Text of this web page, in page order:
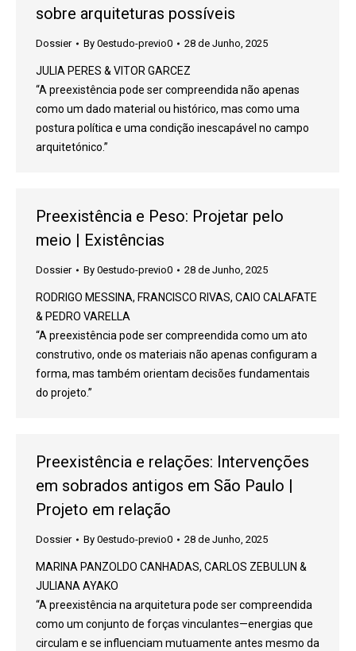
sobre arquiteturas possíveis
Dossier By 0estudo-previo0 28 de Junho, 2025
JULIA PERES & VITOR GARCEZ
“A preexistência pode ser compreendida não apenas
como um dado material ou histórico, mas como uma
postura política e uma condição inescapável no campo
arquitetónico.”
Preexistência e Peso: Projetar pelo
meio | Existências
Dossier By 0estudo-previo0 28 de Junho, 2025
RODRIGO MESSINA, FRANCISCO RIVAS, CAIO CALAFATE
& PEDRO VARELLA
“A preexistência pode ser compreendida como um ato
construtivo, onde os materiais não apenas configuram a
forma, mas também orientam decisões fundamentais
do projeto.”
Preexistência e relações: Intervenções
em sobrados antigos em São Paulo |
Projeto em relação
Dossier By 0estudo-previo0 28 de Junho, 2025
MARINA PANZOLDO CANHADAS, CARLOS ZEBULUN &
JULIANA AYAKO
“A preexistência na arquitetura pode ser compreendida
como um conjunto de forças vinculantes—energias que
circulam e se influenciam mutuamente antes mesmo da